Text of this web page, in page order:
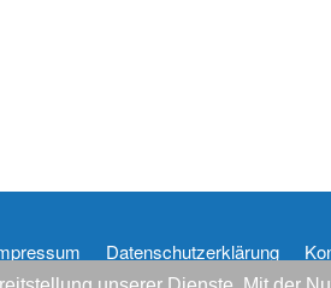
Datenschutzerklärung